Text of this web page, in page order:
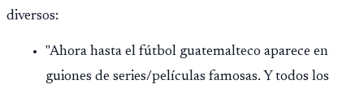
diversos:
"Ahora hasta el fútbol guatemalteco aparece en
guiones de series/películas famosas. Y todos los